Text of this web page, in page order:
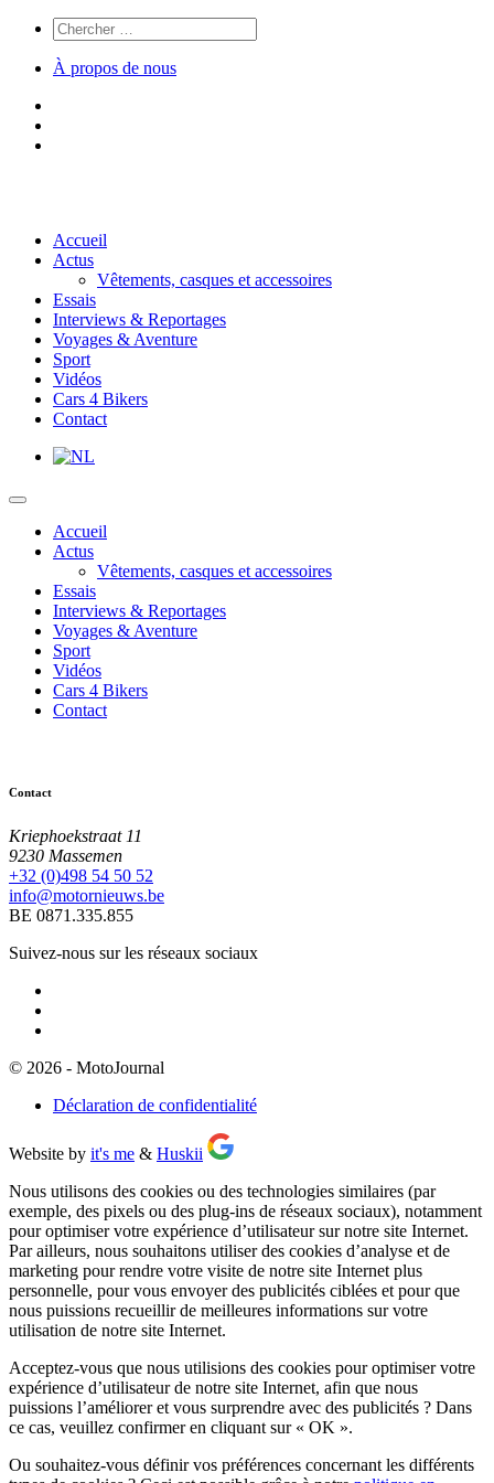
À propos de nous
Accueil
Actus
Vêtements, casques et accessoires
Essais
Interviews & Reportages
Voyages & Aventure
Sport
Vidéos
Cars 4 Bikers
Contact
Accueil
Actus
Vêtements, casques et accessoires
Essais
Interviews & Reportages
Voyages & Aventure
Sport
Vidéos
Cars 4 Bikers
Contact
Contact
Kriephoekstraat 11
9230 Massemen
+32 (0)498 54 50 52
info@motornieuws.be
BE 0871.335.855
Suivez-nous sur les réseaux sociaux
© 2026 - MotoJournal
Déclaration de confidentialité
Website by it's me & Huskii
Nous utilisons des cookies ou des technologies similaires (par
exemple, des pixels ou des plug-ins de réseaux sociaux), notamment
pour optimiser votre expérience d’utilisateur sur notre site Internet.
Par ailleurs, nous souhaitons utiliser des cookies d’analyse et de
marketing pour rendre votre visite de notre site Internet plus
personnelle, pour vous envoyer des publicités ciblées et pour que
nous puissions recueillir de meilleures informations sur votre
utilisation de notre site Internet.
Acceptez-vous que nous utilisions des cookies pour optimiser votre
expérience d’utilisateur de notre site Internet, afin que nous
puissions l’améliorer et vous surprendre avec des publicités ? Dans
ce cas, veuillez confirmer en cliquant sur « OK ».
Ou souhaitez-vous définir vos préférences concernant les différents